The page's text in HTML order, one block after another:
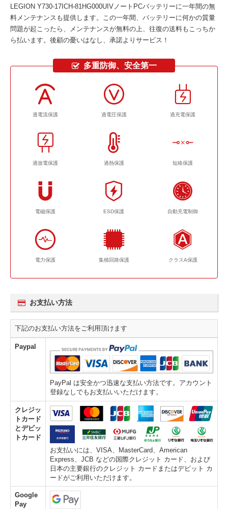
LEGION Y730-17ICH-81HG000UIVノートPCバッテリーに一年間の無
料メンテナンスも提供します。この一年間、バッテリーに何かの質量
問題が起こったら、メンテナンスが無料の上、往復の送料もこっちか
ら払います。後顧の憂いはなし、承諾よりサービス！
多重防御、安全第一
過電流保護 過電圧保護 過充電保護
過放電保護 過熱保護 短絡保護
電磁保護 ESD保護 自動充電制御
電力保護 集積回路保護 クラスA保護
お支払い方法
下記のお支払い方法をご利用頂けます
Paypal
PayPal は安全かつ迅速な支払い方法です。アカウント
登録なしでもお支払いいただけます。
クレジッ
トカード
とデビッ
トカード
お支払いには、VISA、MasterCard、American
Express、JCB などの国際クレジット カード、および
日本の主要銀行のクレジット カードまたはデビット カ
ードがご利用いただけます。
Google
Pay